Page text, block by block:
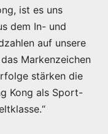
ist es uns
dem In- und
auf unsere
Markenzeichen
stärken die
Kong als Sport-